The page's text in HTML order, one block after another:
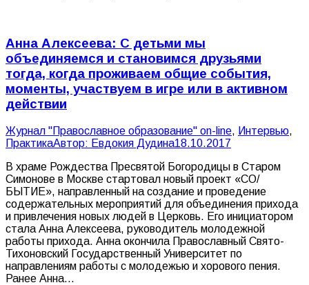
Анна Алексеева: С детьми мы
объединяемся и становимся друзьями
тогда, когда проживаем общие события,
моменты, участвуем в игре или в активном
действии
Журнал "Православное образование" on-line, Интервью,
ПрактикаАвтор: Евдокия Дудина18.10.2017
В храме Рождества Пресвятой Богородицы в Старом
Симонове в Москве стартовал новый проект «СО/
БЫТИЕ», направленный на создание и проведение
содержательных мероприятий для объединения прихода
и привлечения новых людей в Церковь. Его инициатором
стала Анна Алексеева, руководитель молодежной
работы прихода. Анна окончила Православный Свято-
Тихоновский Государственный Университет по
направлениям работы с молодежью и хорового пения.
Ранее Анна…